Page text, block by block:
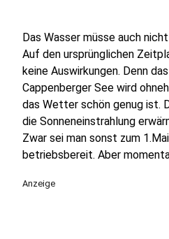
Das Wasser müsse auch
Auf den ursprünglichen
keine Auswirkungen. Denn
Cappenberger See wird
das Wetter schön genug ist.
die Sonneneinstrahlung
Zwar sei man sonst zum
betriebsbereit. Aber
Anzeige